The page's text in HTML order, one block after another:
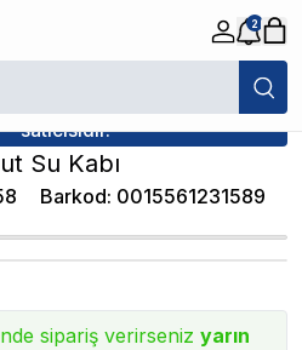
2
satıcısıdır.
Su Kabı
Barkod: 0015561231589
sipariş verirseniz yarın